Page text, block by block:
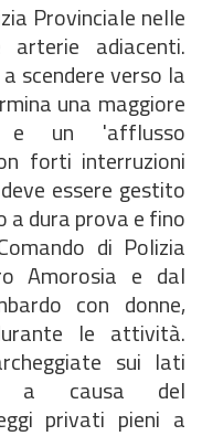
Provinciale nelle
arterie adiacenti.
scendere verso la
una maggiore
e un 'afflusso
forti interruzioni
essere gestito
a dura prova e fino
di Polizia
Amorosia e dal
con donne,
le attività.
sui lati
a causa del
privati pieni a